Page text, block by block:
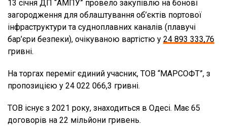
13 січня ДП “АМПУ” провело закупівлю на бонові
загородження для облаштування об’єктів портової
інфраструктури та судноплавних каналів (плавучі
бар’єри безпеки), очікуваною вартістю у 24 893 333,76
гривні.
На торгах переміг єдиний учасник, ТОВ “МАРСОФТ”, з
пропозицією у 24 022 066,3 гривні.
ТОВ існує з 2021 року, знаходиться в Одесі. Має 65
договорів на 22 мільйони гривень.